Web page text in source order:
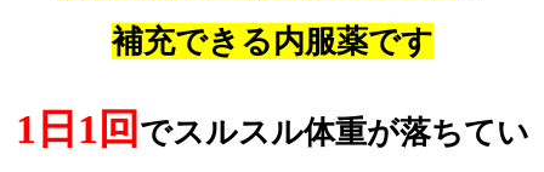
補充できる内服薬です
1日1回 でスルスル体重が落ちてい